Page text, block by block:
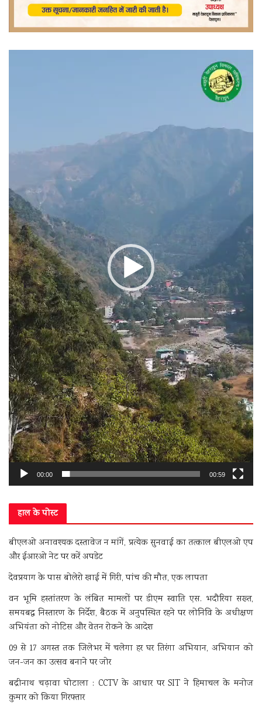
00:00 00:59
हाल के पोस्ट
बीएलओ अनावश्यक दस्तावेज न मांगें, प्रत्येक सुनवाई का तत्काल बीएलओ एप
और ईआरओ नेट पर करें अपडेट
देवप्रयाग के पास बोलेरो खाई में गिरी, पांच की मौत, एक लापता
वन भूमि हस्तांतरण के लंबित मामलों पर डीएम स्वाति एस. भदौरिया सख्त,
समयबद्ध निस्तारण के निर्देश, बैठक में अनुपस्थित रहने पर लोनिवि के अधीक्षण
अभियंता को नोटिस और वेतन रोकने के आदेश
09 से 17 अगस्त तक जिलेभर में चलेगा हर घर तिरंगा अभियान, अभियान को
जन-जन का उत्सव बनाने पर जोर
बद्रीनाथ चढ़ावा घोटाला : CCTV के आधार पर SIT ने हिमाचल के मनोज
कुमार को किया गिरफ्तार